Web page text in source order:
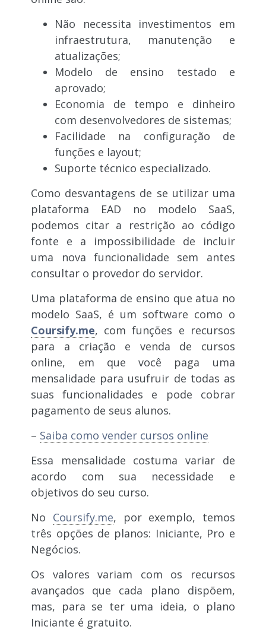
Não necessita investimentos em
infraestrutura, manutenção e
atualizações;
Modelo de ensino testado e
aprovado;
Economia de tempo e dinheiro
com desenvolvedores de sistemas;
Facilidade na configuração de
funções e layout;
Suporte técnico especializado.
Como desvantagens de se utilizar uma
plataforma EAD no modelo SaaS,
podemos citar a restrição ao código
fonte e a impossibilidade de incluir
uma nova funcionalidade sem antes
consultar o provedor do servidor.
Uma plataforma de ensino que atua no
modelo SaaS, é um software como o
Coursify.me, com funções e recursos
para a criação e venda de cursos
online, em que você paga uma
mensalidade para usufruir de todas as
suas funcionalidades e pode cobrar
pagamento de seus alunos.
– Saiba como vender cursos online
Essa mensalidade costuma variar de
acordo com sua necessidade e
objetivos do seu curso.
No Coursify.me, por exemplo, temos
três opções de planos: Iniciante, Pro e
Negócios.
Os valores variam com os recursos
avançados que cada plano dispõem,
mas, para se ter uma ideia, o plano
Iniciante é gratuito.